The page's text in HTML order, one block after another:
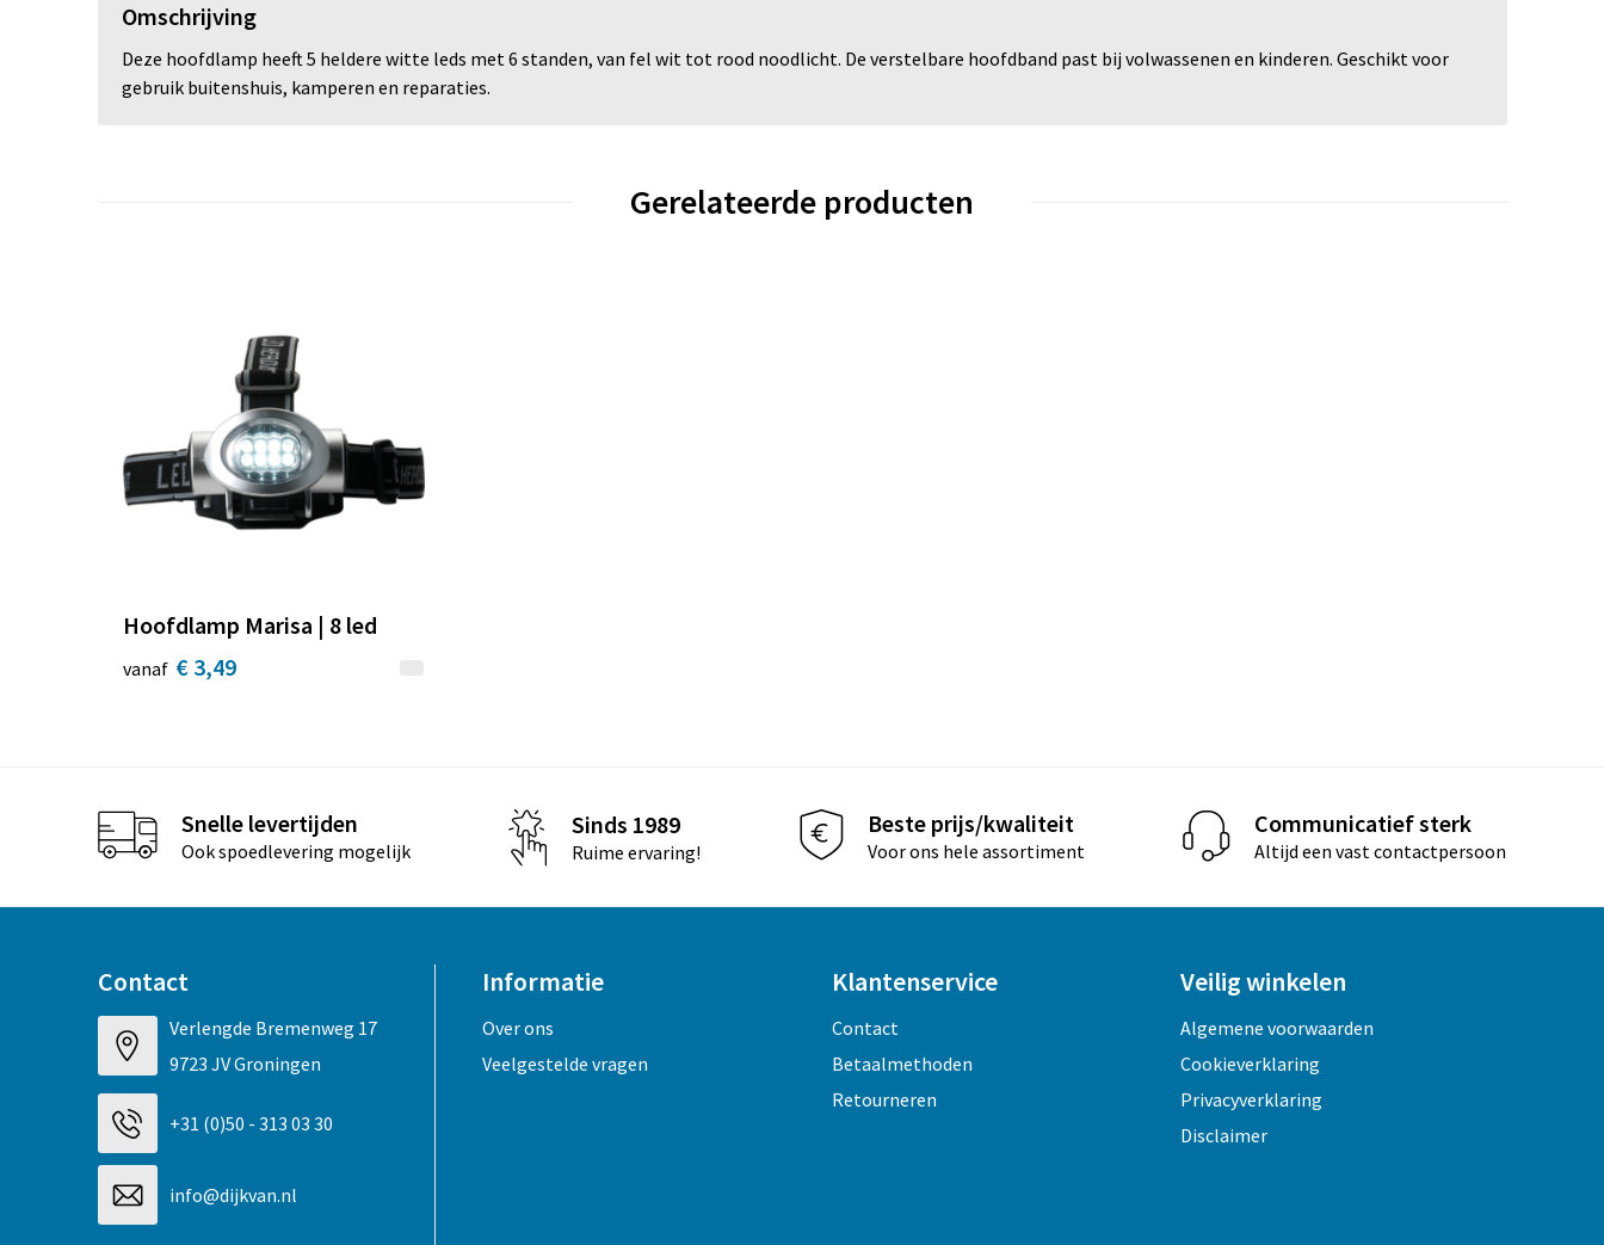
Omschrijving
Deze hoofdlamp heeft 5 heldere witte leds met 6 standen, van fel wit tot rood noodlicht. De verstelbare hoofdband past bij volwassenen en kinderen. Geschikt voor
gebruik buitenshuis, kamperen en reparaties.
Gerelateerde producten
Hoofdlamp Marisa | 8 led
vanaf € 3,49
Snelle levertijden
Ook spoedlevering mogelijk
Sinds 1989
Ruime ervaring!
Beste prijs/kwaliteit
Voor ons hele assortiment
Communicatief sterk
Altijd een vast contactpersoon
Contact
Verlengde Bremenweg 17
9723 JV Groningen
+31 (0)50 - 313 03 30
info@dijkvan.nl
Informatie
Over ons
Veelgestelde vragen
Klantenservice
Contact
Betaalmethoden
Retourneren
Veilig winkelen
Algemene voorwaarden
Cookieverklaring
Privacyverklaring
Disclaimer